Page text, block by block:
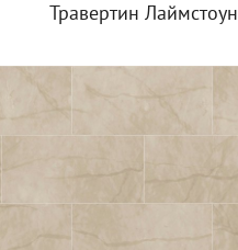
Травертин Лаймстоун